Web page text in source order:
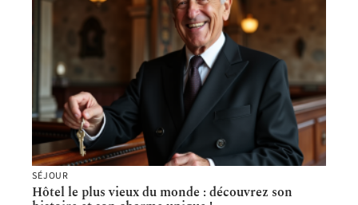
SÉJOUR
Hôtel le plus vieux du monde : découvrez son